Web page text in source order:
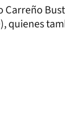
Carreño
quienes